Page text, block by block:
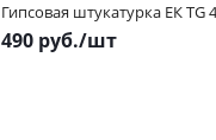
Гипсовая штукатурка ЕК TG
490 руб./шт